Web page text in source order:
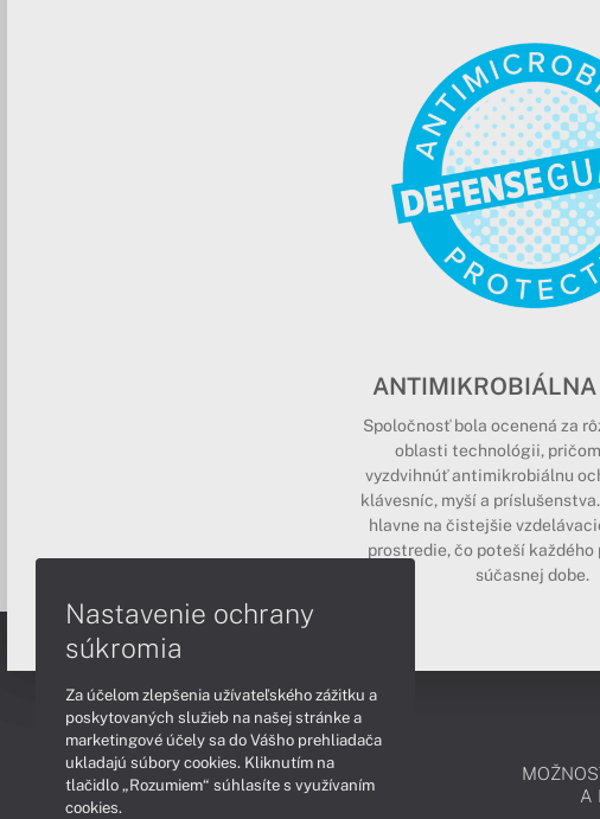
ANTIMIKROBIÁLNA
Spoločnosť bola ocenená za
oblasti technológii,
vyzdvihnúť antimikrobiálnu
klávesníc, myší a
hlavne na čistejšie
prostredie, čo poteší každého
súčasnej dobe.
PODPORA A SERVIS
A
Nastavenie ochrany
súkromia
Za účelom zlepšenia užívateľského zážitku a
poskytovaných služieb na našej stránke a
marketingové účely sa do Vášho prehliadača
ukladajú súbory cookies. Kliknutím na
tlačidlo „Rozumiem“ súhlasíte s využívaním
cookies.